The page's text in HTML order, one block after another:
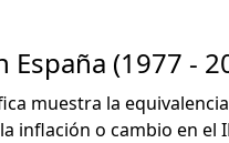
España (1977 -
muestra la
inflación o cambio en el